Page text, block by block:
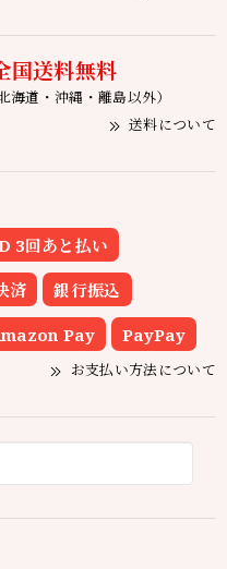
国送料無料
道・沖縄・離島以外）
送料について
3回あと払い
済 銀行振込
Pay PayPay
お支払い方法について